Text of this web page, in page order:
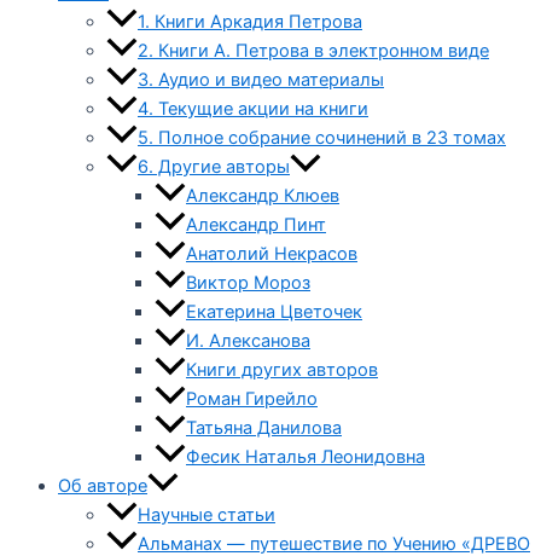
1. Книги Аркадия Петрова
2. Книги А. Петрова в электронном виде
3. Аудио и видео материалы
4. Текущие акции на книги
5. Полное собрание сочинений в 23 томах
6. Другие авторы
Александр Клюев
Александр Пинт
Анатолий Некрасов
Виктор Мороз
Екатерина Цветочек
И. Алексанова
Книги других авторов
Роман Гирейло
Татьяна Данилова
Фесик Наталья Леонидовна
Об авторе
Научные статьи
Альманах — путешествие по Учению «ДРЕВО